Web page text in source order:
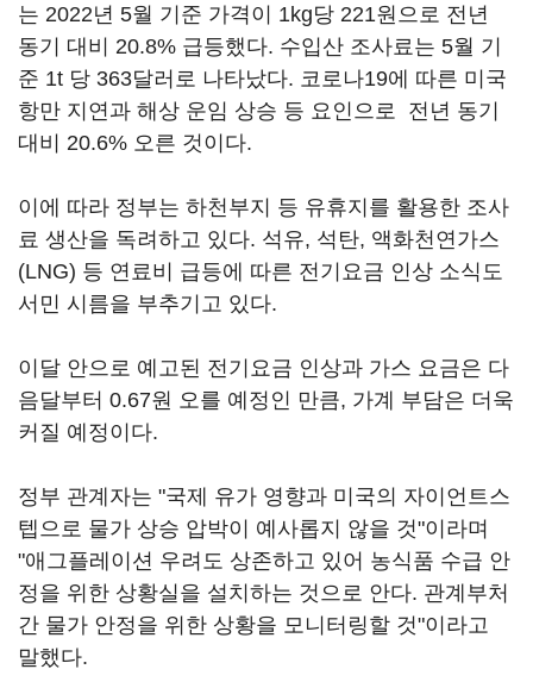
는 2022년 5월 기준 가격이 1kg당 221원으로 전년
동기 대비 20.8% 급등했다. 수입산 조사료는 5월 기
준 1t 당 363달러로 나타났다. 코로나19에 따른 미국
항만 지연과 해상 운임 상승 등 요인으로 전년 동기
대비 20.6% 오른 것이다.
이에 따라 정부는 하천부지 등 유휴지를 활용한 조사
료 생산을 독려하고 있다. 석유, 석탄, 액화천연가스
(LNG) 등 연료비 급등에 따른 전기요금 인상 소식도
서민 시름을 부추기고 있다.
이달 안으로 예고된 전기요금 인상과 가스 요금은 다
음달부터 0.67원 오를 예정인 만큼, 가계 부담은 더욱
커질 예정이다.
정부 관계자는 "국제 유가 영향과 미국의 자이언트스
텝으로 물가 상승 압박이 예사롭지 않을 것"이라며
"애그플레이션 우려도 상존하고 있어 농식품 수급 안
정을 위한 상황실을 설치하는 것으로 안다. 관계부처
간 물가 안정을 위한 상황을 모니터링할 것"이라고
말했다.